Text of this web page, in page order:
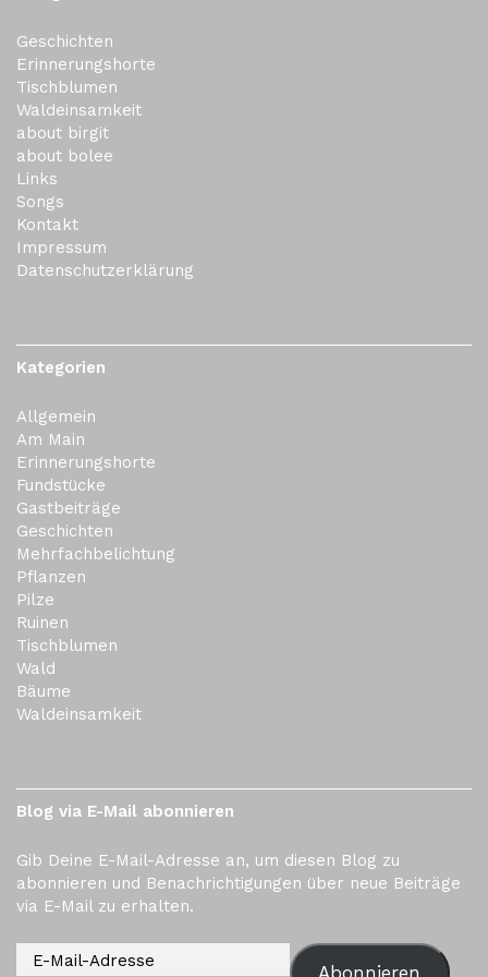
Geschichten
Erinnerungshorte
Tischblumen
Waldeinsamkeit
about birgit
about bolee
Links
Songs
Kontakt
Impressum
Datenschutzerklärung
Kategorien
Allgemein
Am Main
Erinnerungshorte
Fundstücke
Gastbeiträge
Geschichten
Mehrfachbelichtung
Pflanzen
Pilze
Ruinen
Tischblumen
Wald
Bäume
Waldeinsamkeit
Blog via E-Mail abonnieren
Gib Deine E-Mail-Adresse an, um diesen Blog zu
abonnieren und Benachrichtigungen über neue Beiträge
via E-Mail zu erhalten.